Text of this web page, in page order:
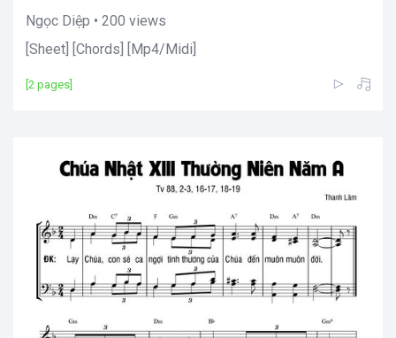
Ngọc Diệp • 200 views
[Sheet] [Chords] [Mp4/Midi]
[2 pages]